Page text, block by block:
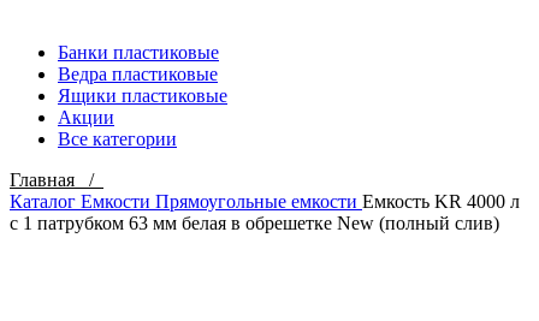
Банки пластиковые
Ведра пластиковые
Ящики пластиковые
Акции
Все категории
Главная /
Каталог Емкости Прямоугольные емкости Емкость KR 4000 л
с 1 патрубком 63 мм белая в обрешетке New (полный слив)